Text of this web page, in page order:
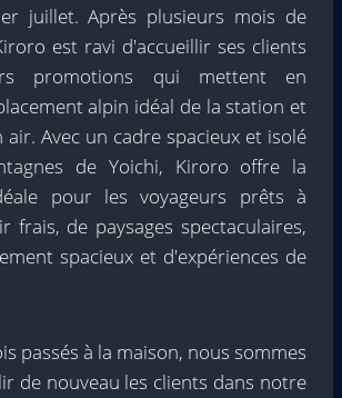
juillet. Après plusieurs mois de
est ravi d'accueillir ses clients
promotions qui mettent en
alpin idéal de la station et
Avec un cadre spacieux et isolé
de Yoichi, Kiroro offre la
pour les voyageurs prêts à
frais, de paysages spectaculaires,
spacieux et d'expériences de
passés à la maison, nous sommes
de nouveau les clients dans notre